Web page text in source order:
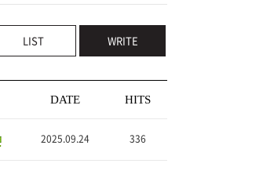
LIST WRITE
DATE HITS
2025.09.24 336